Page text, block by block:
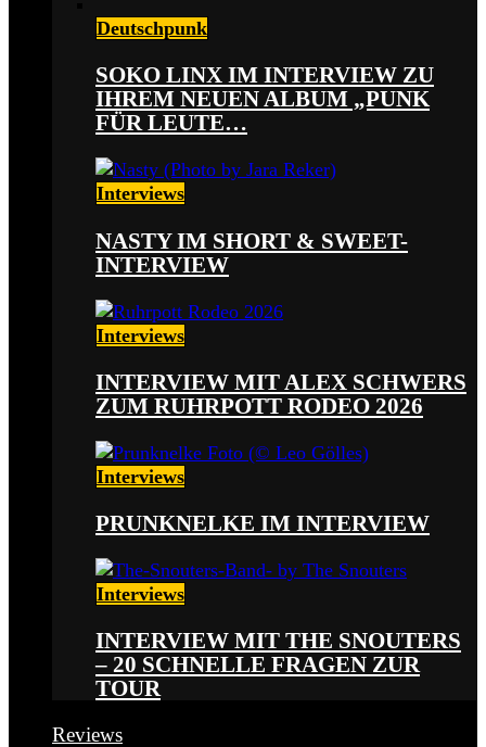
Deutschpunk
SOKO LINX IM INTERVIEW ZU
IHREM NEUEN ALBUM „PUNK
FÜR LEUTE…
Interviews
NASTY IM SHORT & SWEET-
INTERVIEW
Interviews
INTERVIEW MIT ALEX SCHWERS
ZUM RUHRPOTT RODEO 2026
Interviews
PRUNKNELKE IM INTERVIEW
Interviews
INTERVIEW MIT THE SNOUTERS
– 20 SCHNELLE FRAGEN ZUR
TOUR
Reviews